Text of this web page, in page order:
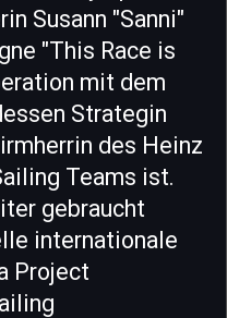
Susann "Sanni"
"This Race is
mit dem
Strategin
des Heinz
Teams ist.
gebraucht
internationale
Project